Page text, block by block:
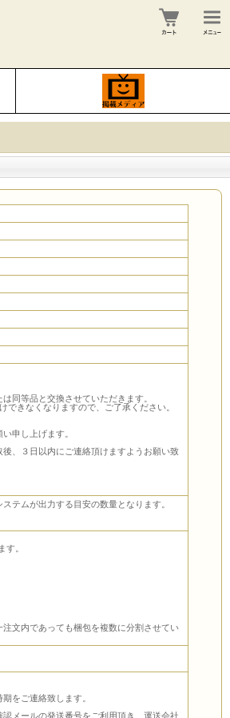
同等品と交換させていただきます。
きなくなりますので、ご了承ください。
申し上げます。
、３日以内にご連絡頂けますようお願い致
テムが出力する目安の数量となります。
す。
文内であっても梱包を複数に分割させてい
をご連絡致します。
メールの発送番号をご利用頂き、運送会社